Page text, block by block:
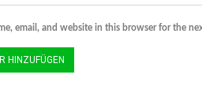
| Eichelhäher
email, and website in this browser for the